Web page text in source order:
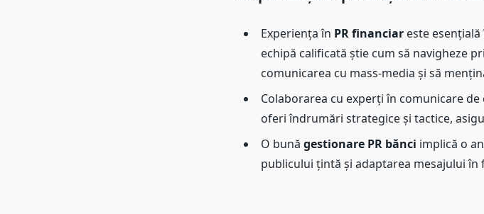
Experiența în PR financiareste esențială
echipă calificată știe cum să navigheze
comunicarea cu mass-media și să
Colaborarea cu experți în comunicare
oferi îndrumări strategice și tactice,
O bună gestionare PR bănci implică o
publicului țintă și adaptarea mesajului în